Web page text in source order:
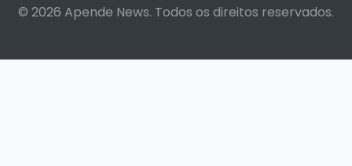
© 2026 Apende News. Todos os direitos reservados.